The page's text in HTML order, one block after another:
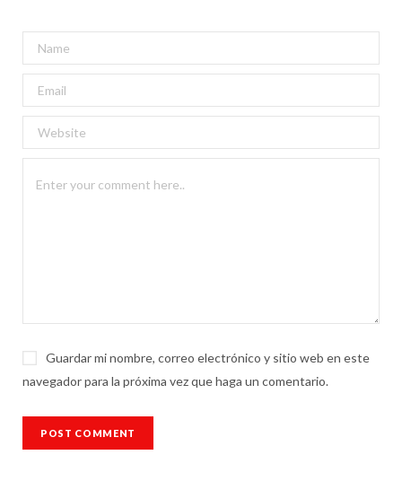
Guardar mi nombre, correo electrónico y sitio web en este
navegador para la próxima vez que haga un comentario.